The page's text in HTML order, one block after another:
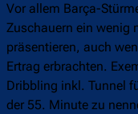
Vor allem Barça-
Zuschauern ein wenig
präsentieren, auch
Ertrag erbrachten.
Dribbling inkl. Tunnel
der 55. Minute zu